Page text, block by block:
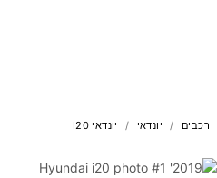
רכבים יונדאי יונדאי I20